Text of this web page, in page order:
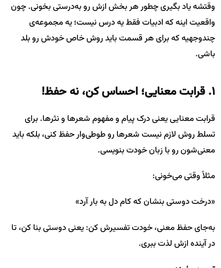
وقتشه یاد بگیری چطور هر بخش ازش رو به‌درستی بخونی. چون
واقعیت اینه که ادبیات فقط یه درس نیست؛ یه مجموعه‌ی
چندوجهیه که برای هر قسمت باید روش خاص خودش رو بلد
باشی.
۱. قرابت معنایی؛ احساس کن، نه حفظ!
قرابت معنایی یعنی درک پیام و مفهوم شعرها و نثرها. برای
تسلط روش لازم نیست شعرها رو طوطی‌وار حفظ کنی، بلکه باید
معنی‌شون رو با زبان خودت بنویسی.
مثلاً وقتی می‌خونی:
«درخت دوستی بنشان که کام دل به بار آرد»
به‌جای حفظ معنی، خودت تفسیرش کن: یعنی دوستی بنا کن، تا
در آینده ازش لذت ببری.